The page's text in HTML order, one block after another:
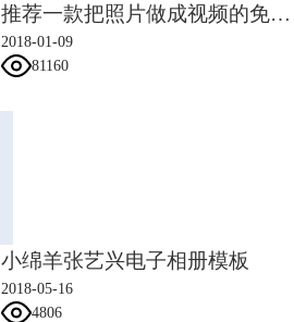
图片自定义动作设置
滤镜”滤镜，调整参数。
推荐一款把照片做成视频的免费软件
2018-01-09
81160
小绵羊张艺兴电子相册模板
2018-05-16
4806